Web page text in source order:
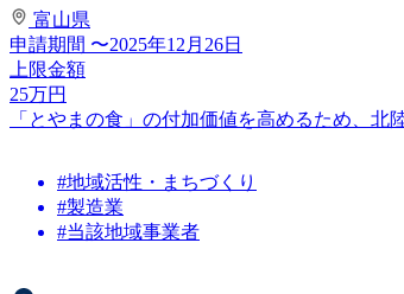
富山県
申請期間 〜2025年12月26日
上限金額
25万円
「とやまの食」の付加価値を高めるため、
#地域活性・まちづくり
#製造業
#当該地域事業者